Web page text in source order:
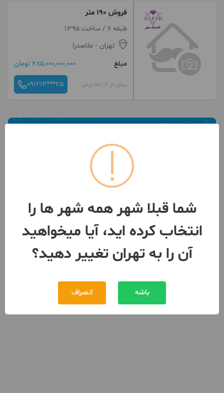
فروش ۱۹۰ متر
طبقه 6 / ساخت 1395
تهران - ملاصدرا
مبلغ
285,000,000,000 تومان
بیش از 12 ماه پیش 091212***25
شما قبلا شهر همه شهر ها را
انتخاب کرده اید، آیا میخواهید
آن را به تهران تغییر دهید؟
باشه انصراف